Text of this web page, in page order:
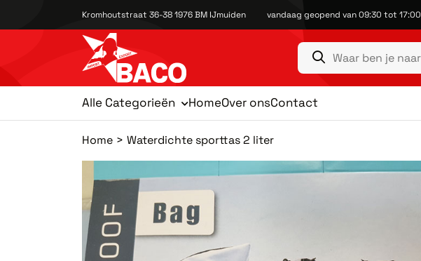
Kromhoutstraat 36-38 1976 BM IJmuiden vandaag geopend van 09:30 tot 17:00
Alle Categorieën HomeOver onsContact
Home Waterdichte sporttas 2 liter